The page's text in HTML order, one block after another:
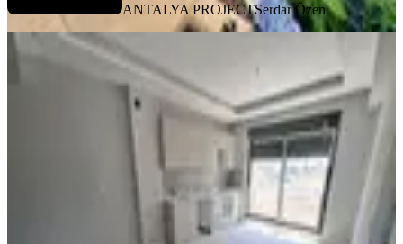
ANTALYA PROJECTSerdar Özen
YENİ
Fevzi Cakmak Mh 1+1 Asansörlü 4
Kat Havuzlu Site Kapalı Oto Park
Kepez, Gazi Mahallesi
06.08.2026